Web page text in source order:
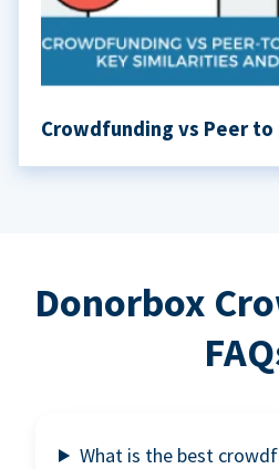
Crowdfunding vs Peer
Donorbox
What is the best